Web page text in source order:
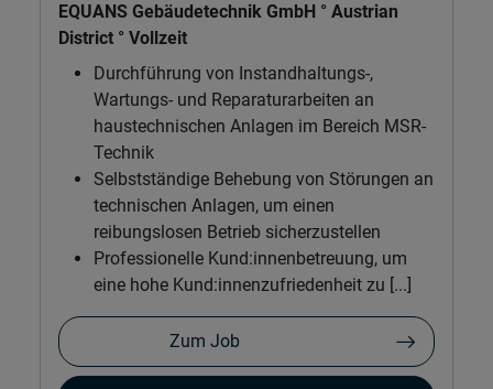
EQUANS Gebäudetechnik GmbH ° Austrian
District ° Vollzeit
Durchführung von Instandhaltungs-,
Wartungs- und Reparaturarbeiten an
haustechnischen Anlagen im Bereich MSR-
Technik
Selbstständige Behebung von Störungen an
technischen Anlagen, um einen
reibungslosen Betrieb sicherzustellen
Professionelle Kund:innenbetreuung, um
eine hohe Kund:innenzufriedenheit zu [...]
Zum Job